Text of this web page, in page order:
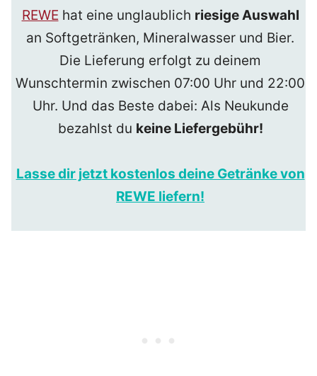
REWE hat eine unglaublich riesige Auswahl
an Softgetränken, Mineralwasser und Bier.
Die Lieferung erfolgt zu deinem
Wunschtermin zwischen 07:00 Uhr und 22:00
Uhr. Und das Beste dabei: Als Neukunde
bezahlst du keine Liefergebühr!
Lasse dir jetzt kostenlos deine Getränke von
REWE liefern!